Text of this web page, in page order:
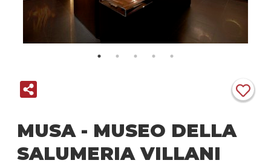
MUSA - MUSEO DELLA
SALUMERIA VILLANI